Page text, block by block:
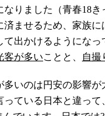
なりました（青春18
済ませるため、家族
て出かけるようにな
客が多いことと、 自撮
多いのは円安の影響が
っている日本と違って